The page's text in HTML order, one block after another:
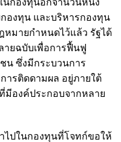
องทุน และบริหารกองทุน
หมายกำหนดไว้แล้ว รัฐได้
ยฉบับเพื่อการฟื้นฟู
น ซึ่งมีกระบวนการ
ารติดดามผล อยู่ภายใต้
องค์ประกอบจากหลาย
าไปในกองทุนที่โจทก์ขอให้